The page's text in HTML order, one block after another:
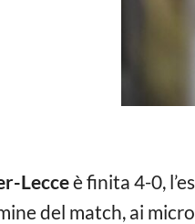
Lecceè finita 4-0,
del match, ai